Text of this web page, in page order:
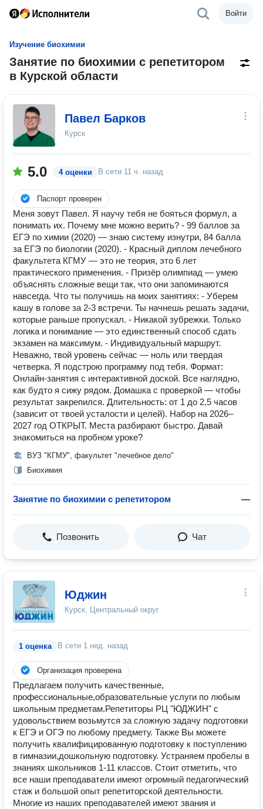
Войти
Изучение биохимии
Занятие по биохимии с репетитором
в Курской области
Павел Барков
Курск
5.0 4 оценки В сети 11 ч. назад
Паспорт проверен
Меня зовут Павел. Я научу тебя не бояться формул, а
понимать их. Почему мне можно верить? - 99 баллов за
ЕГЭ по химии (2020) — знаю систему изнутри, 84 балла
за ЕГЭ по биологии (2020). - Красный диплом лечебного
факультета КГМУ — это не теория, это 6 лет
практического применения. - Призёр олимпиад — умею
объяснять сложные вещи так, что они запоминаются
навсегда. Что ты получишь на моих занятиях: - Уберем
кашу в голове за 2-3 встречи. Ты начнешь решать задачи,
которые раньше пропускал. - Никакой зубрежки. Только
логика и понимание — это единственный способ сдать
экзамен на максимум. - Индивидуальный маршрут.
Неважно, твой уровень сейчас — ноль или твердая
четверка. Я подстрою программу под тебя. Формат:
Онлайн-занятия с интерактивной доской. Все наглядно,
как будто я сижу рядом. Домашка с проверкой — чтобы
результат закрепился. Длительность: от 1 до 2,5 часов
(зависит от твоей усталости и целей). Набор на 2026–
2027 год ОТКРЫТ. Места разбирают быстро. Давай
знакомиться на пробном уроке?
ВУЗ "КГМУ", факультет "лечебное дело"
Биохимия
Занятие по биохимии с репетитором —
Позвонить Чат
Юджин
Курск, Центральный округ
1 оценка В сети 1 нед. назад
Организация проверена
Предлагаем получить качественные,
профессиональные,образовательные услуги по любым
школьным предметам.Репетиторы РЦ "ЮДЖИН" с
удовольствием возьмутся за сложную задачу подготовки
к ЕГЭ и ОГЭ по любому предмету. Также Вы можете
получить квалифицированную подготовку к поступлению
в гимназии,дошкольную подготовку. Устраняем пробелы в
знаниях школьников 1-11 классов. Стоит отметить, что
все наши преподаватели имеют огромный педагогический
стаж и большой опыт репетиторской деятельности.
Многие из наших преподавателей имеют звания и